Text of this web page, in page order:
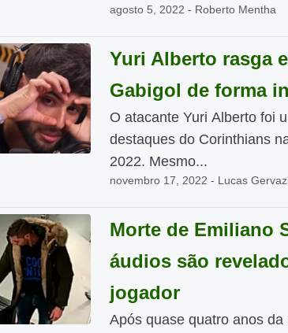
agosto 5, 2022 - Roberto Mentha
Yuri Alberto rasga
Gabigol de forma
O atacante Yuri Alberto foi
destaques do Corinthians
2022. Mesmo...
novembro 17, 2022 - Lucas
Morte de Emiliano
áudios são
jogador
Após quase quatro anos